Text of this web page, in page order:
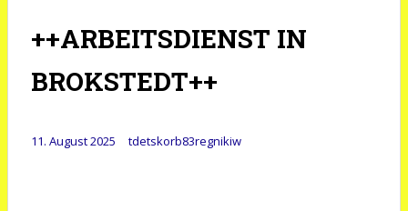
++ARBEITSDIENST IN
BROKSTEDT++
11. August 2025 tdetskorb83regnikiw